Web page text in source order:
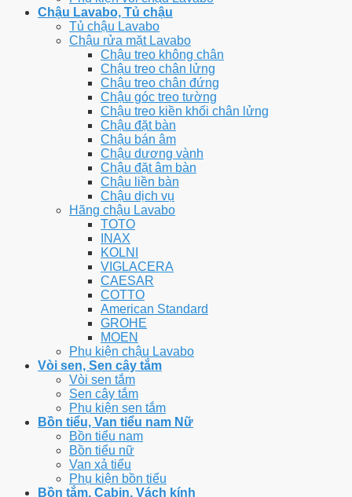
Chậu Lavabo, Tủ chậu
Tủ chậu Lavabo
Chậu rửa mặt Lavabo
Chậu treo không chân
Chậu treo chân lửng
Chậu treo chân đứng
Chậu góc treo tường
Chậu treo kiền khối chân lửng
Chậu đặt bàn
Chậu bán âm
Chậu dương vành
Chậu đặt âm bàn
Chậu liền bàn
Chậu dịch vụ
Hãng chậu Lavabo
TOTO
INAX
KOLNI
VIGLACERA
CAESAR
COTTO
American Standard
GROHE
MOEN
Phụ kiện chậu Lavabo
Vòi sen, Sen cây tắm
Vòi sen tắm
Sen cây tắm
Phụ kiện sen tắm
Bồn tiểu, Van tiểu nam Nữ
Bồn tiểu nam
Bồn tiểu nữ
Van xả tiểu
Phụ kiện bồn tiểu
Bồn tắm, Cabin, Vách kính